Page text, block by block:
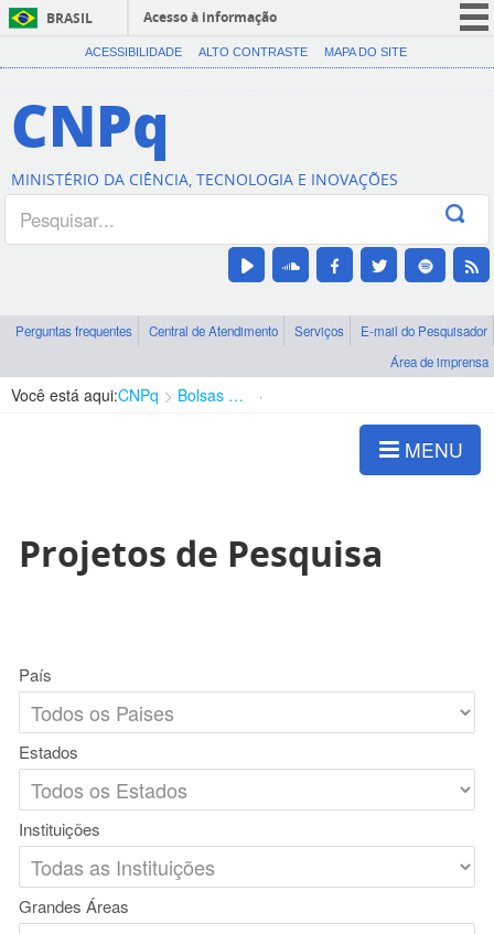
BRASIL
Acesso à informação
CORONAVÍRUS (COVID-19)
Canais
ACESSIBILIDADE ALTO CONTRASTE MAPA DO SITE
CNPq
MINISTÉRIO DA CIÊNCIA, TECNOLOGIA E INOVAÇÕES
Perguntas frequentes Central de Atendimento Serviços
E-mail do Pesquisador
Área de imprensa
Você está aqui:CNPq Bolsas e Auxílios Vigentes
MENU
Projetos de Pesquisa
País
Estados
Instituições
Grandes Áreas